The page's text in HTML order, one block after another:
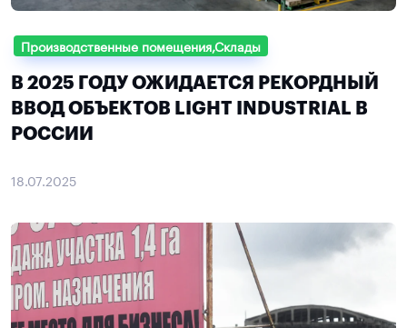
Производственные помещения,Склады
В 2025 ГОДУ ОЖИДАЕТСЯ РЕКОРДНЫЙ
ВВОД ОБЪЕКТОВ LIGHT INDUSTRIAL В
РОССИИ
18.07.2025